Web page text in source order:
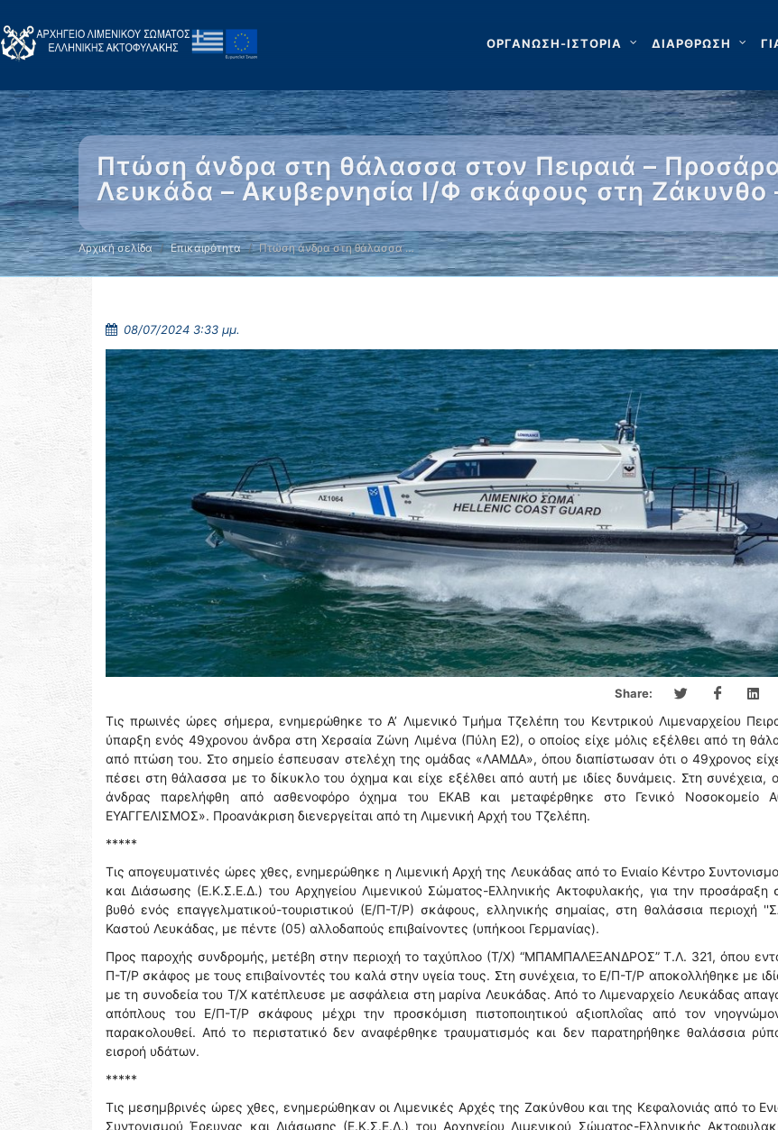
ΟΡΓΑΝΩΣΗ-ΙΣΤΟΡΙΑ ΔΙΑΡΘΡΩΣΗ
Πτώση άνδρα στη θάλασσα στον Πειραιά –
Λευκάδα – Ακυβερνησία Ι/Φ σκάφους στη Ζάκυνθο
Αρχική σελίδα Επικαιρότητα Πτώση άνδρα στη θάλασσα …
08/07/2024 3:33 μμ.
Share:
Τις πρωινές ώρες σήμερα, ενημερώθηκε το Α’ Λιμενικό Τμήμα Τζελέπη του Κεντρικού Λιμεναρχείου
ύπαρξη ενός 49χρονου άνδρα στη Χερσαία Ζώνη Λιμένα (Πύλη Ε2), ο οποίος είχε μόλις εξέλθει από τη
από πτώση του. Στο σημείο έσπευσαν στελέχη της ομάδας «ΛΑΜΔΑ», όπου διαπίστωσαν ότι ο 49χρονος
πέσει στη θάλασσα με το δίκυκλο του όχημα και είχε εξέλθει από αυτή με ιδίες δυνάμεις. Στη συνέχεια,
άνδρας παρελήφθη από ασθενοφόρο όχημα του ΕΚΑΒ και μεταφέρθηκε στο Γενικό Νοσοκομείο
ΕΥΑΓΓΕΛΙΣΜΟΣ». Προανάκριση διενεργείται από τη Λιμενική Αρχή του Τζελέπη.
*****
Τις απογευματινές ώρες χθες, ενημερώθηκε η Λιμενική Αρχή της Λευκάδας από το Ενιαίο Κέντρο
και Διάσωσης (Ε.Κ.Σ.Ε.Δ.) του Αρχηγείου Λιμενικού Σώματος-Ελληνικής Ακτοφυλακής, για την
βυθό ενός επαγγελματικού-τουριστικού (Ε/Π-Τ/Ρ) σκάφους, ελληνικής σημαίας, στη θαλάσσια περιοχή
Καστού Λευκάδας, με πέντε (05) αλλοδαπούς επιβαίνοντες (υπήκοοι Γερμανίας).
Προς παροχής συνδρομής, μετέβη στην περιοχή το ταχύπλοο (Τ/Χ) “ΜΠΑΜΠΑΛΕΞΑΝΔΡΟΣ” Τ.Λ. 321, όπου
Π-Τ/Ρ σκάφος με τους επιβαίνοντές του καλά στην υγεία τους. Στη συνέχεια, το Ε/Π-Τ/Ρ αποκολλήθηκε με
με τη συνοδεία του Τ/Χ κατέπλευσε με ασφάλεια στη μαρίνα Λευκάδας. Από το Λιμεναρχείο Λευκάδας
απόπλους του Ε/Π-Τ/Ρ σκάφους μέχρι την προσκόμιση πιστοποιητικού αξιοπλοΐας από τον
παρακολουθεί. Από το περιστατικό δεν αναφέρθηκε τραυματισμός και δεν παρατηρήθηκε θαλάσσια
εισροή υδάτων.
*****
Τις μεσημβρινές ώρες χθες, ενημερώθηκαν οι Λιμενικές Αρχές της Ζακύνθου και της Κεφαλονιάς από το
Συντονισμού Έρευνας και Διάσωσης (Ε.Κ.Σ.Ε.Δ.) του Αρχηγείου Λιμενικού Σώματος-Ελληνικής